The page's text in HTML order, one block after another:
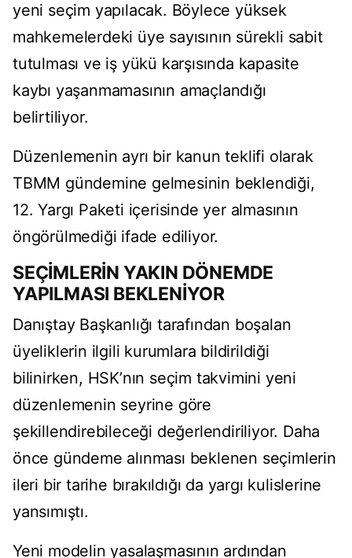
yeni seçim yapılacak. Böylece yüksek
mahkemelerdeki üye sayısının sürekli sabit
tutulması ve iş yükü karşısında kapasite
kaybı yaşanmamasının amaçlandığı
belirtiliyor.
Düzenlemenin ayrı bir kanun teklifi olarak
TBMM gündemine gelmesinin beklendiği,
12. Yargı Paketi içerisinde yer almasının
öngörülmediği ifade ediliyor.
SEÇİMLERİN YAKIN DÖNEMDE
YAPILMASI BEKLENİYOR
Danıştay Başkanlığı tarafından boşalan
üyeliklerin ilgili kurumlara bildirildiği
bilinirken, HSK’nın seçim takvimini yeni
düzenlemenin seyrine göre
şekillendirebileceği değerlendiriliyor. Daha
önce gündeme alınması beklenen seçimlerin
ileri bir tarihe bırakıldığı da yargı kulislerine
yansımıştı.
Yeni modelin yasalaşmasının ardından